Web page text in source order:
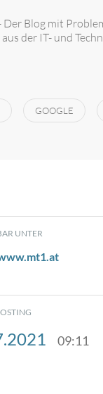
Der Blog mit
der IT- und
GOOGLE
UNTER
09:11